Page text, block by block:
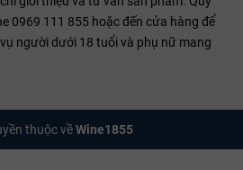
0969 111 855 hoặc đến cửa hàng để
người dưới 18 tuổi và phụ nữ mang
thuộc vềWine1855